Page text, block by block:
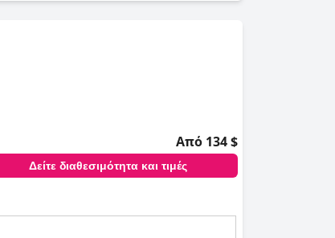
Από 134 $
Δείτε διαθεσιμότητα και τιμές